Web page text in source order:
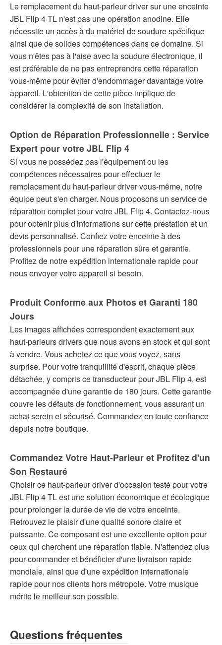
Le remplacement du haut-parleur driver sur une enceinte
JBL Flip 4 TL n'est pas une opération anodine. Elle
nécessite un accès à du matériel de soudure spécifique
ainsi que de solides compétences dans ce domaine. Si
vous n'êtes pas à l'aise avec la soudure électronique, il
est préférable de ne pas entreprendre cette réparation
vous-même pour éviter d'endommager davantage votre
appareil. L'obtention de cette pièce implique de
considérer la complexité de son installation.
Option de Réparation Professionnelle : Service
Expert pour votre JBL Flip 4
Si vous ne possédez pas l'équipement ou les
compétences nécessaires pour effectuer le
remplacement du haut-parleur driver vous-même, notre
équipe peut s'en charger. Nous proposons un service de
réparation complet pour votre JBL Flip 4. Contactez-nous
pour obtenir plus d'informations sur cette prestation et un
devis personnalisé. Confiez votre enceinte à des
professionnels pour une réparation sûre et garantie.
Profitez de notre expédition internationale rapide pour
nous envoyer votre appareil si besoin.
Produit Conforme aux Photos et Garanti 180
Jours
Les images affichées correspondent exactement aux
haut-parleurs drivers que nous avons en stock et qui sont
à vendre. Vous achetez ce que vous voyez, sans
surprise. Pour votre tranquillité d'esprit, chaque pièce
détachée, y compris ce transducteur pour JBL Flip 4, est
accompagnée d'une garantie de 180 jours. Cette garantie
couvre les défauts de fonctionnement, vous assurant un
achat serein et sécurisé. Commandez en toute confiance
depuis notre boutique.
Commandez Votre Haut-Parleur et Profitez d'un
Son Restauré
Choisir ce haut-parleur driver d'occasion testé pour votre
JBL Flip 4 TL est une solution économique et écologique
pour prolonger la durée de vie de votre enceinte.
Retrouvez le plaisir d'une qualité sonore claire et
puissante. Ce composant est une excellente option pour
ceux qui cherchent une réparation fiable. N'attendez plus
pour commander et bénéficier d'une livraison rapide
mondiale, ainsi que d'une expédition internationale
rapide pour nos clients hors métropole. Votre musique
mérite le meilleur son possible.
Questions fréquentes